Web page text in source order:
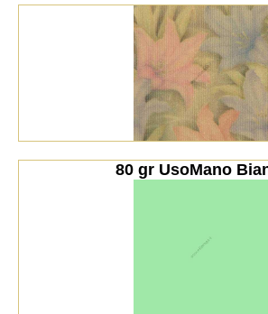
80 gr UsoMano